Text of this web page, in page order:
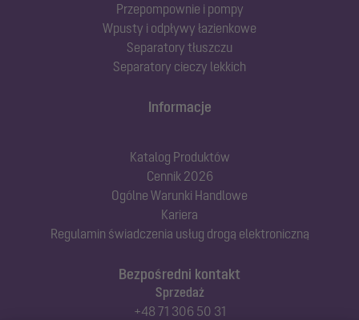
Przepompownie i pompy
Wpusty i odpływy łazienkowe
Separatory tłuszczu
Separatory cieczy lekkich
Bezpośredni kontakt
Sprzedaż
+48 71 306 50 31
Informacje
Katalog Produktów
Cennik 2026
Ogólne Warunki Handlowe
Kariera
Regulamin świadczenia usług drogą elektroniczną